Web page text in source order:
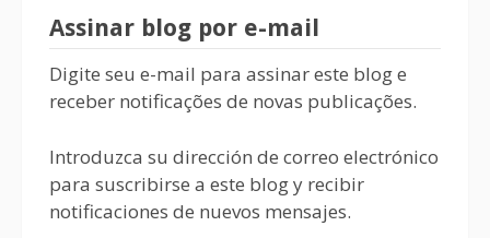
Assinar blog por e-mail
Digite seu e-mail para assinar este blog e
receber notificações de novas publicações.
Introduzca su dirección de correo electrónico
para suscribirse a este blog y recibir
notificaciones de nuevos mensajes.